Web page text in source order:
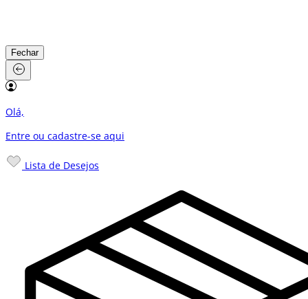
Fechar
Olá,
Entre ou cadastre-se aqui
Lista de Desejos